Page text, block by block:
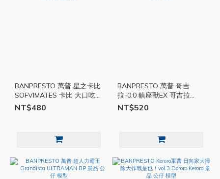
BANPRESTO 萬普 星之卡比
SOFVIMATES 卡比 大口吃
ver. BP 景品 公仔 模型
NT$480
BANPRESTO 萬普 哥吉
拉-0.0 鎮座獸EX 哥吉拉
2026 鎮座獸 BP 景品 公仔
NT$520